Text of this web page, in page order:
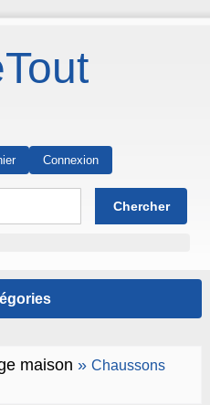
Connexion
maison » Chaussons